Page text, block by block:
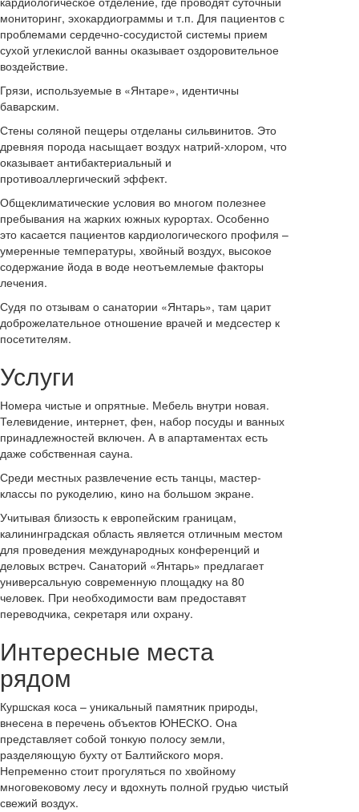
мониторинг, эхокардиограммы и т.п. Для пациентов с
проблемами сердечно-сосудистой системы прием
сухой углекислой ванны оказывает оздоровительное
воздействие.
Грязи, используемые в «Янтаре», идентичны
баварским.
Стены соляной пещеры отделаны сильвинитов. Это
древняя порода насыщает воздух натрий-хлором, что
оказывает антибактериальный и
противоаллергический эффект.
Общеклиматические условия во многом полезнее
пребывания на жарких южных курортах. Особенно
это касается пациентов кардиологического профиля –
умеренные температуры, хвойный воздух, высокое
содержание йода в воде неотъемлемые факторы
лечения.
Судя по отзывам о санатории «Янтарь», там царит
доброжелательное отношение врачей и медсестер к
посетителям.
Услуги
Номера чистые и опрятные. Мебель внутри новая.
Телевидение, интернет, фен, набор посуды и ванных
принадлежностей включен. А в апартаментах есть
даже собственная сауна.
Среди местных развлечение есть танцы, мастер-
классы по рукоделию, кино на большом экране.
Учитывая близость к европейским границам,
калининградская область является отличным местом
для проведения международных конференций и
деловых встреч. Санаторий «Янтарь» предлагает
универсальную современную площадку на 80
человек. При необходимости вам предоставят
переводчика, секретаря или охрану.
Интересные места
рядом
Куршская коса – уникальный памятник природы,
внесена в перечень объектов ЮНЕСКО. Она
представляет собой тонкую полосу земли,
разделяющую бухту от Балтийского моря.
Непременно стоит прогуляться по хвойному
многовековому лесу и вдохнуть полной грудью чистый
свежий воздух.